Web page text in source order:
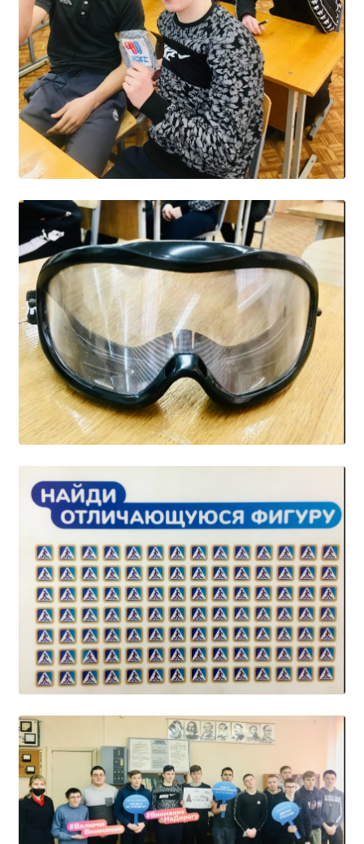
Общероссийская база вакансий "Работа в
Сбербанк Онлайн - оплачивайте
образовательные услуги